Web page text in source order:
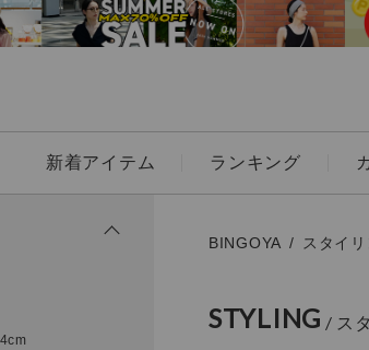
新着アイテム ランキング
キーワード
BINGOYA スタイ
STYLING